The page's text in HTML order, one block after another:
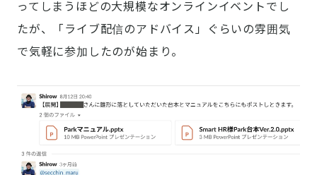
ってしまうほどの大規模なオンラインイベントでし
たが、「ライブ配信のアドバイス」ぐらいの雰囲気
で気軽に参加したのが始まり。